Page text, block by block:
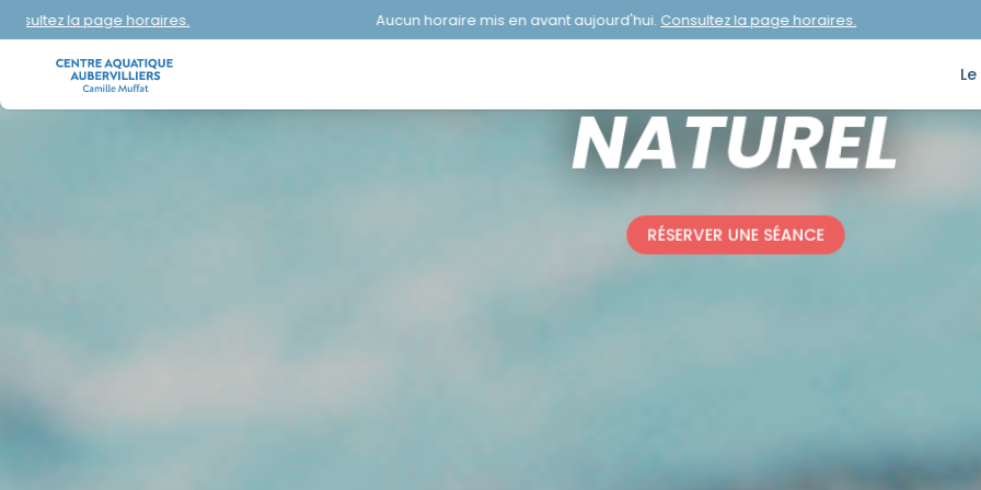
Aucun horaire mis en avant aujourd'hui.Consultez la page horaires. Aucun horaire mis en
ACTIVITÉ BASIQUE
LUDINAGE SAVOIR
NATUREL
RÉSERVER UNE SÉANCE